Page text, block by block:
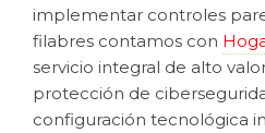
implementar controles
filabres contamos con
servicio integral de alto
protección de
configuración tecnológica